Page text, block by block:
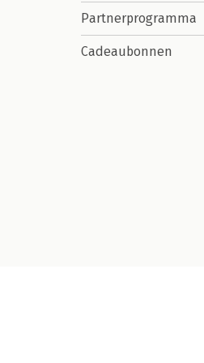
Partnerprogramma
Cadeaubonnen